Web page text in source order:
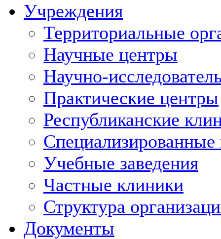
Учреждения
Территориальные
Научные центры
Научно-
Практические центры
Республиканские
Учебные заведения
Частные клиники
Структура
Документы